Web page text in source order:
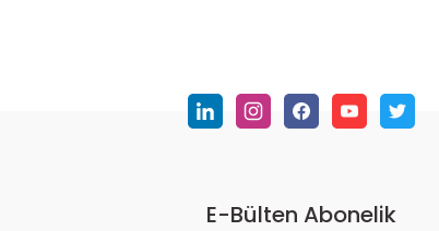
E-Bülten Abonelik